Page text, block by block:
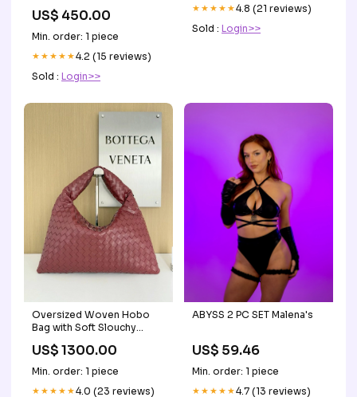
US$ 450.00
Min. order: 1 piece
★★★★★4.2 (15 reviews)
Sold : Login>>
★★★★★4.8 (21 reviews)
Sold : Login>>
Oversized Woven Hobo
Bag with Soft Slouchy
US$ 1300.00
Min. order: 1 piece
★★★★★4.0 (23 reviews)
ABYSS 2 PC SET Malena's
US$ 59.46
Min. order: 1 piece
★★★★★4.7 (13 reviews)